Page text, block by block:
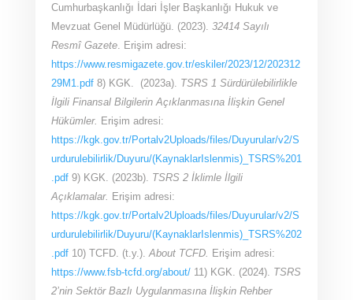
Cumhurbaşkanlığı İdari İşler Başkanlığı Hukuk ve
Mevzuat Genel Müdürlüğü. (2023). 32414 Sayılı
Resmî Gazete. Erişim adresi:
https://www.resmigazete.gov.tr/eskiler/2023/12/202312
29M1.pdf8) KGK. (2023a). TSRS 1 Sürdürülebilirlikle
İlgili Finansal Bilgilerin Açıklanmasına İlişkin Genel
Hükümler. Erişim adresi:
https://kgk.gov.tr/Portalv2Uploads/files/Duyurular/v2/S
urdurulebilirlik/Duyuru/(KaynaklarIslenmis)_TSRS%201
.pdf9) KGK. (2023b). TSRS 2 İklimle İlgili
Açıklamalar. Erişim adresi:
https://kgk.gov.tr/Portalv2Uploads/files/Duyurular/v2/S
urdurulebilirlik/Duyuru/(KaynaklarIslenmis)_TSRS%202
.pdf10) TCFD. (t.y.). About TCFD.
Erişim adresi:
https://www.fsb-tcfd.org/about/11) KGK. (2024). TSRS
2’nin Sektör Bazlı Uygulanmasına İlişkin Rehber